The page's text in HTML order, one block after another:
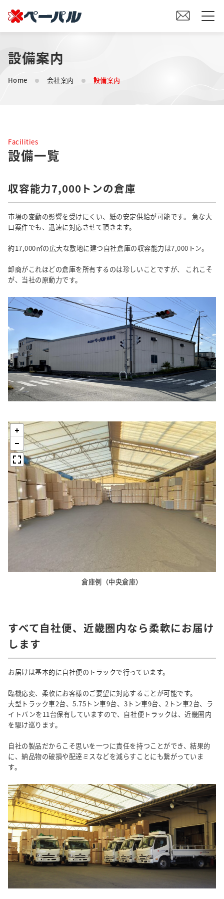
HOME
初めての方へ
オリジナル素材製造をご検討の方へ
事業内容
トピックス
設備案内
Home 会社案内 設備案内
Facilities
設備一覧
収容能力7,000トンの倉庫
市場の変動の影響を受けにくい、紙の安定供給が可能です。
急な大
口案件でも、迅速に対応させて頂きます。
約17,000㎡の広大な敷地に建つ自社倉庫の収容能力は7,000トン。
卸商がこれほどの倉庫を所有するのは珍しいことですが、
これこそ
が、当社の原動力です。
倉庫例（中央倉庫）
すべて自社便、近畿圏内なら柔軟にお届け
します
お届けは基本的に自社便のトラックで行っています。
臨機応変、柔軟にお客様のご要望に対応することが可能です。
大型トラック車2台、5.75トン車9台、3トン車9台、2トン車2台、ラ
イトバンを11台保有していますので、自社便トラックは、近畿圏内
を駆け巡ります。
自社の製品だからこそ思いを一つに責任を持つことができ、結果的
に、納品物の破損や配達ミスなどを減らすことにも繋がっていま
す。